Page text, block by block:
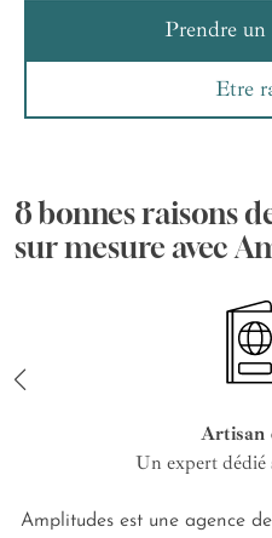
Prendre un
Etre
8 bonnes raisons
sur mesure avec
Artisan
Un expert dédié
Amplitudes est une agence